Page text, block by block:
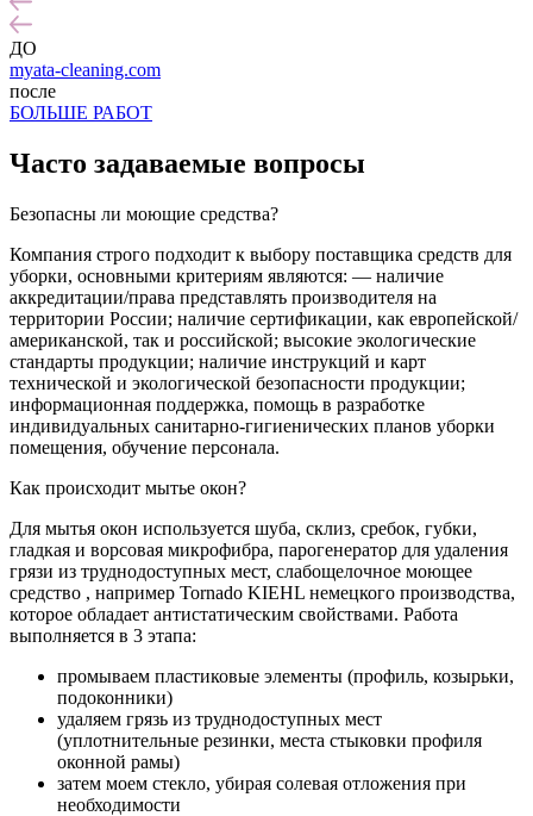
ДО
myata-cleaning.com
после
БОЛЬШЕ РАБОТ
Часто задаваемые вопросы
Безопасны ли моющие средства?
Компания строго подходит к выбору поставщика средств для
уборки, основными критериям являются: — наличие
аккредитации/права представлять производителя на
территории России; наличие сертификации, как европейской/
американской, так и российской; высокие экологические
стандарты продукции; наличие инструкций и карт
технической и экологической безопасности продукции;
информационная поддержка, помощь в разработке
индивидуальных санитарно-гигиенических планов уборки
помещения, обучение персонала.
Как происходит мытье окон?
Для мытья окон используется шуба, склиз, сребок, губки,
гладкая и ворсовая микрофибра, парогенератор для удаления
грязи из труднодоступных мест, слабощелочное моющее
средство , например Tornado KIEHL немецкого производства,
которое обладает антистатическим свойствами. Работа
выполняется в 3 этапа:
промываем пластиковые элементы (профиль, козырьки,
подоконники)
удаляем грязь из труднодоступных мест
(уплотнительные резинки, места стыковки профиля
оконной рамы)
затем моем стекло, убирая солевая отложения при
необходимости